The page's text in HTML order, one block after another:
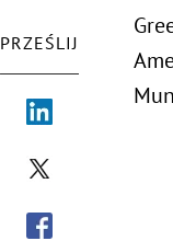
PRZEŚLIJ